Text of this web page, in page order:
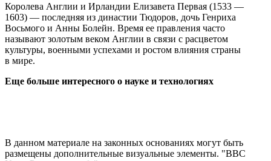
Королева Англии и Ирландии Елизавета Первая (1533 —
1603) — последняя из династии Тюдоров, дочь Генриха
Восьмого и Анны Болейн. Время ее правления часто
называют золотым веком Англии в связи с расцветом
культуры, военными успехами и ростом влияния страны
в мире.
Еще больше интересного о науке и технологиях
В данном материале на законных основаниях могут быть
размещены дополнительные визуальные элементы. "BBC